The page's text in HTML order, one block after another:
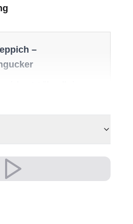
–
einladende Wirkung
Komfort
Raum
klassischer Einrichtung